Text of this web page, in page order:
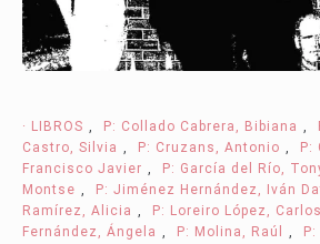
· LIBROS , P: Collado Cabrera, Bibiana ,
Castro, Silvia , P: Cruzans, Antonio ,
P:
Francisco Javier , P: García del Río,
Montse , P: Jiménez Hernández, Iván
Ramírez, Alicia , P: Loreiro López, Carlos
Fernández, Ángela , P: Molina, Raúl ,